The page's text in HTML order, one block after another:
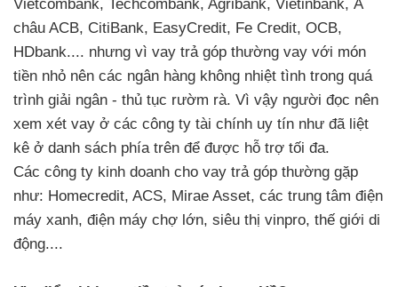
Vietcombank, Techcombank, Agribank, Vietinbank, Á
châu ACB, CitiBank, EasyCredit, Fe Credit, OCB,
HDbank.... nhưng vì vay trả góp thường vay với món
tiền nhỏ nên các ngân hàng không nhiệt tình trong quá
trình giải ngân - thủ tục rườm rà. Vì vậy người đọc nên
xem xét vay ở các công ty tài chính uy tín như đã liệt
kê ở danh sách phía trên để được hỗ trợ tối đa.
Các công ty kinh doanh cho vay trả góp thường gặp
như: Homecredit, ACS, Mirae Asset, các trung tâm điện
máy xanh, điện máy chợ lớn, siêu thị vinpro, thế giới di
động....